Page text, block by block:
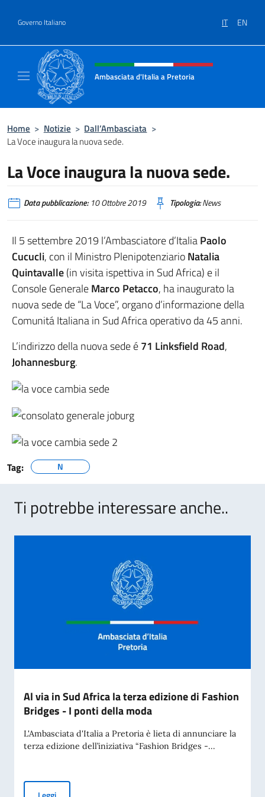
Governo Italiano IT EN
Intestazione sito, social e menù
Ambasciata d'Italia a Pretoria
Home > Notizie > Dall’Ambasciata >
La Voce inaugura la nuova sede.
La Voce inaugura la nuova sede.
Data pubblicazione:10 Ottobre 2019 Tipologia:News
Il 5 settembre 2019 l’Ambasciatore d’ItaliaPaolo
Cucucli, con il Ministro PlenipotenziarioNatalia
Quintavalle(in visita ispettiva in Sud Africa) e il
Console GeneraleMarco Petacco, ha inaugurato la
nuova sede de “La Voce”, organo d’informazione della
Comunitá Italiana in Sud Africa operativo da 45 anni.
L’indirizzo della nuova sede é71 Linksfield Road,
Johannesburg.
Tag: N
Ti potrebbe interessare anche..
Al via in Sud Africa la terza edizione di Fashion
Bridges - I ponti della moda
L'Ambasciata d'Italia a Pretoria è lieta di annunciare la
terza edizione dell’iniziativa “Fashion Bridges -...
Al via in Sud Africa la terza edizione di Fashion Bridges - I